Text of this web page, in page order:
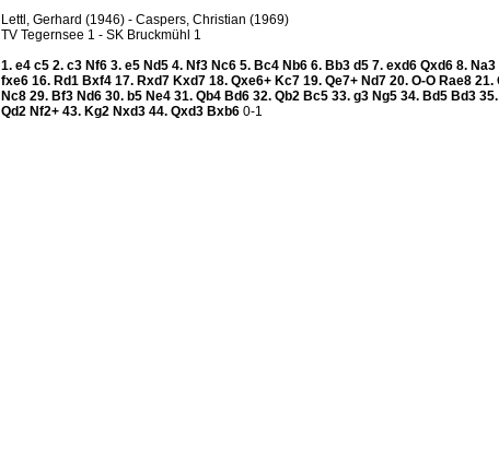
Lettl, Gerhard (1946) - Caspers, Christian (1969)
TV Tegernsee 1 - SK Bruckmühl 1
1. e4 c5 2. c3 Nf6 3. e5 Nd5 4. Nf3 Nc6 5. Bc4 Nb6 6. Bb3 d5 7. exd6 Qxd6 8. Na3
fxe6 16. Rd1 Bxf4 17. Rxd7 Kxd7 18. Qxe6+ Kc7 19. Qe7+ Nd7 20. O-O Rae8 21.
Nc8 29. Bf3 Nd6 30. b5 Ne4 31. Qb4 Bd6 32. Qb2 Bc5 33. g3 Ng5 34. Bd5 Bd3 35.
Qd2 Nf2+ 43. Kg2 Nxd3 44. Qxd3 Bxb6 0-1